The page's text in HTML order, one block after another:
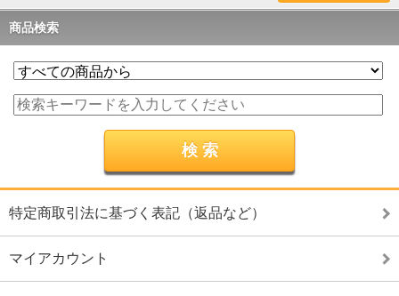
商品検索
特定商取引法に基づく表記（返品など）
マイアカウント